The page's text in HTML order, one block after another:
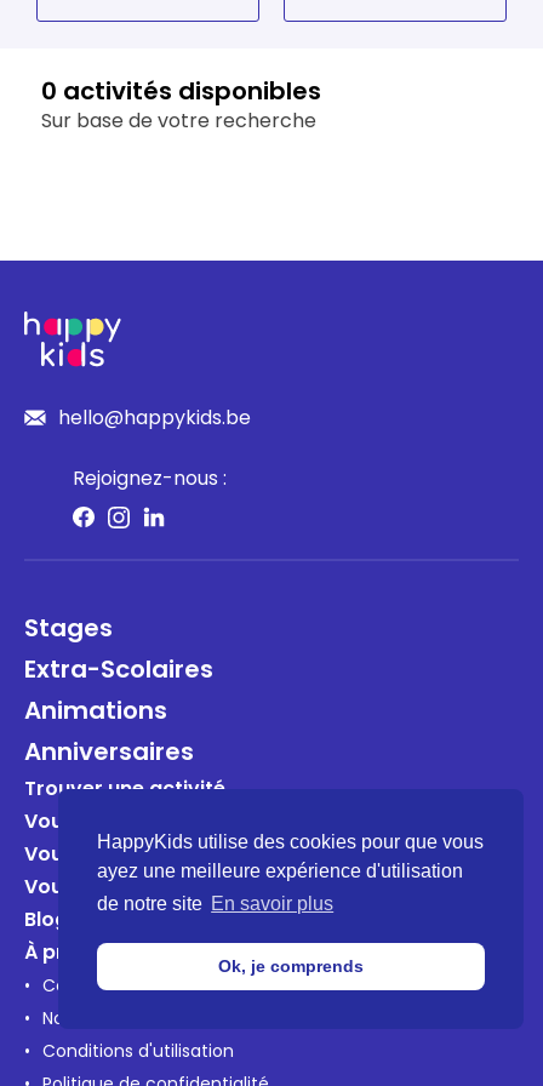
Louvain-la-Neuve
Luxembourg
Namur
0 activités disponibles
Sur base de votre recherche
hello@happykids.be
Rejoignez-nous :
Stages
Extra-Scolaires
Animations
Anniversaires
Trouver une activité
Vous êtes un organisateur?
Vous êtes une entreprise?
Vous êtes une école?
Blog
À propos
Contactez-nous
Notre mission
Conditions d'utilisation
HappyKids utilise des cookies pour que vous
ayez une meilleure expérience d'utilisation
de notre site En savoir plus
Ok, je comprends